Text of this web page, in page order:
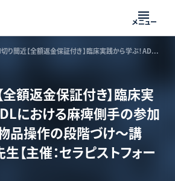
メニュー
※締切り間近【全額返金保証付き】臨床実践から学ぶ！ADLにおける麻痺側手の参加～巧緻動作と物品操作の段階づけ～講師：北山哲也先生【主催：セラピストフォーライフ】
額返金保証付き】臨床実
における麻痺側手の参加
品操作の段階づけ～講
【主催：セラピストフォー